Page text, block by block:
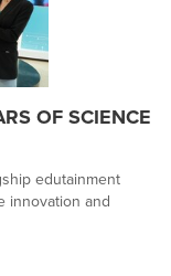
OF SCIENCE
edutainment
innovation and